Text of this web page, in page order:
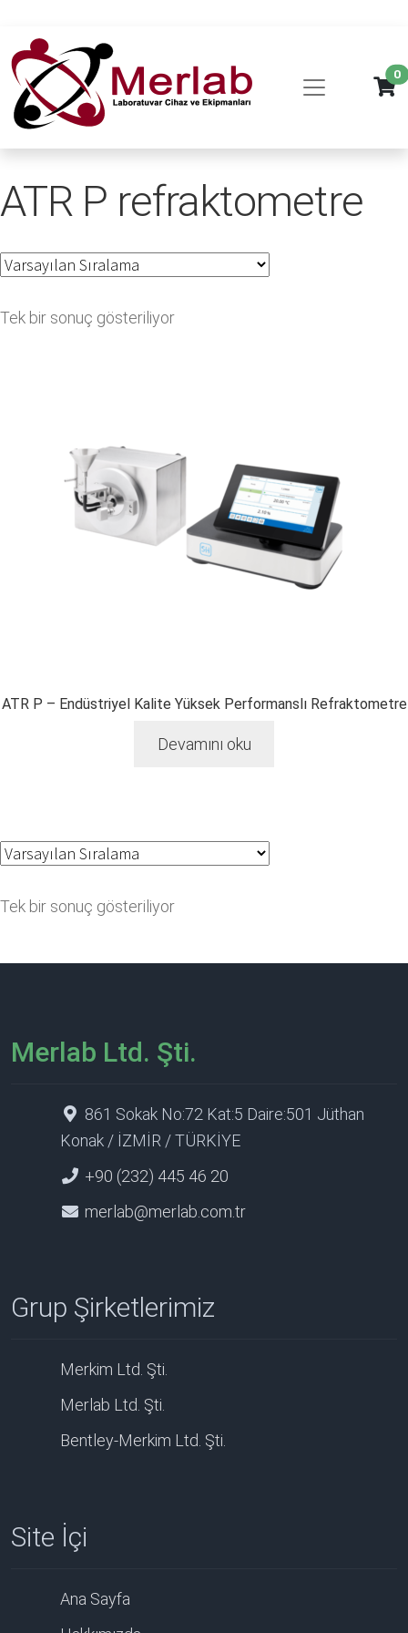
0
ATR P refraktometre
Tek bir sonuç gösteriliyor
ATR P – Endüstriyel Kalite Yüksek Performanslı Refraktometre
Devamını oku
Tek bir sonuç gösteriliyor
Merlab Ltd. Şti.
861 Sokak No:72 Kat:5 Daire:501 Jüthan
Konak / İZMİR / TÜRKİYE
+90 (232) 445 46 20
merlab@merlab.com.tr
Grup Şirketlerimiz
Merkim Ltd. Şti.
Merlab Ltd. Şti.
Bentley-Merkim Ltd. Şti.
Site İçi
Ana Sayfa